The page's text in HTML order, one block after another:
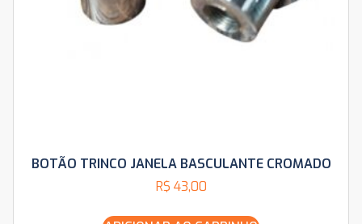
BOTÃO TRINCO JANELA BASCULANTE CROMADO
R$ 43,00